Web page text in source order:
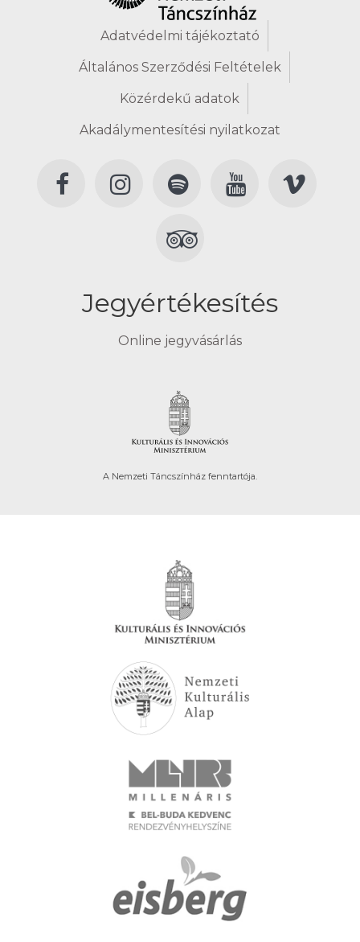
Adatvédelmi tájékoztató
Általános Szerződési Feltételek
Közérdekű adatok
Akadálymentesítési nyilatkozat
Jegyértékesítés
Online jegyvásárlás
A Nemzeti Táncszínház fenntartója.